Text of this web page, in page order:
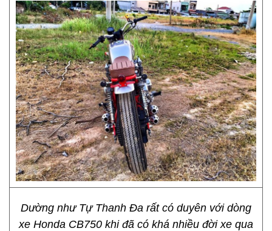
Dường như Tự Thanh Đa rất có duyên với dòng
xe Honda CB750 khi đã có khá nhiều đời xe qua